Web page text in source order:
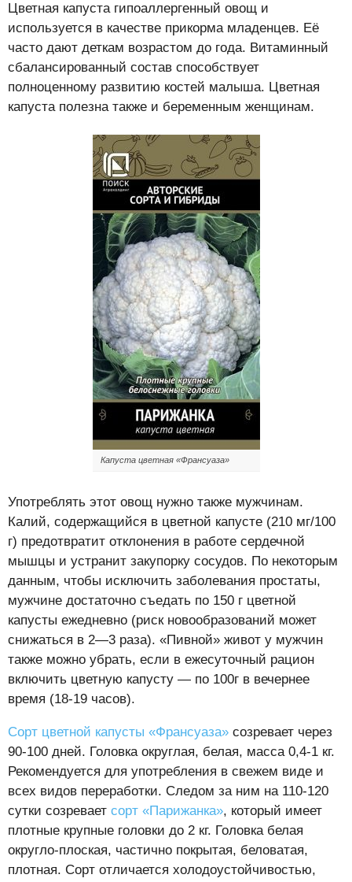
Цветная капуста гипоаллергенный овощ и
используется в качестве прикорма младенцев. Её
часто дают деткам возрастом до года. Витаминный
сбалансированный состав способствует
полноценному развитию костей малыша. Цветная
капуста полезна также и беременным женщинам.
Капуста цветная «Франсуаза»
Употреблять этот овощ нужно также мужчинам.
Калий, содержащийся в цветной капусте (210 мг/100
г) предотвратит отклонения в работе сердечной
мышцы и устранит закупорку сосудов. По некоторым
данным, чтобы исключить заболевания простаты,
мужчине достаточно съедать по 150 г цветной
капусты ежедневно (риск новообразований может
снижаться в 2—3 раза). «Пивной» живот у мужчин
также можно убрать, если в ежесуточный рацион
включить цветную капусту — по 100г в вечернее
время (18-19 часов).
Сорт цветной капусты «Франсуаза» созревает через
90-100 дней. Головка округлая, белая, масса 0,4-1 кг.
Рекомендуется для употребления в свежем виде и
всех видов переработки. Следом за ним на 110-120
сутки созревает сорт «Парижанка», который имеет
плотные крупные головки до 2 кг. Головка белая
округло-плоская, частично покрытая, беловатая,
плотная. Сорт отличается холодоустойчивостью,